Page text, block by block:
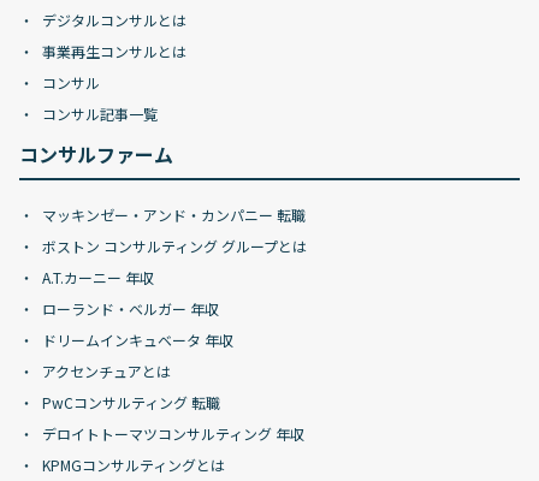
デジタルコンサルとは
事業再生コンサルとは
コンサル
コンサル記事一覧
コンサルファーム
マッキンゼー・アンド・カンパニー 転職
ボストン コンサルティング グループとは
A.T.カーニー 年収
ローランド・ベルガー 年収
ドリームインキュベータ 年収
アクセンチュアとは
PwCコンサルティング 転職
デロイトトーマツコンサルティング 年収
KPMGコンサルティングとは